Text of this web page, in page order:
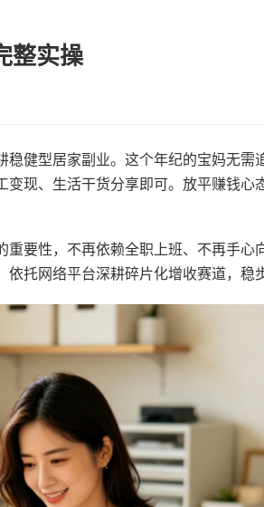
整实操
健型居家副业。这个年纪的宝妈无需
现、生活干货分享即可。放平赚钱
要性，不再依赖全职上班、不再手
托网络平台深耕碎片化增收赛道，稳